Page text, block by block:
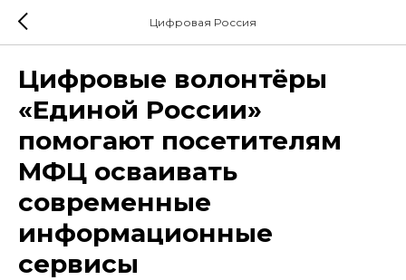
Цифровая Россия
Цифровые волонтёры
«Единой России»
помогают посетителям
МФЦ осваивать
современные
информационные
сервисы